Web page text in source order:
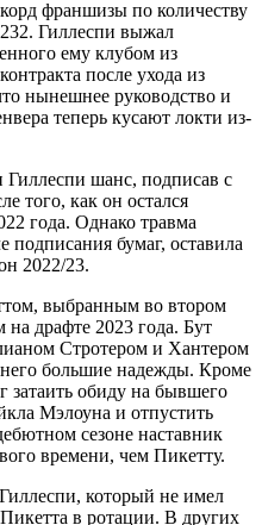
франшизы по количеству
Гиллеспи выжал
ему клубом из
после ухода из
нынешнее руководство и
теперь кусают локти из-
Гиллеспи шанс, подписав с
того, как он остался
года. Однако травма
подписания бумаг, оставила
2022/23.
выбранным во втором
драфте 2023 года. Бут
Стротером и Хантером
большие надежды. Кроме
затаить обиду на бывшего
Мэлоуна и отпустить
сезоне наставник
времени, чем Пикетту.
который не имел
в ротации. В других